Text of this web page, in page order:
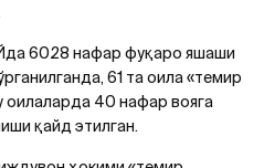
6028 нафар фуқаро яшаши
61 та оила «темир
оилаларда 40 нафар вояга
қайд этилган.